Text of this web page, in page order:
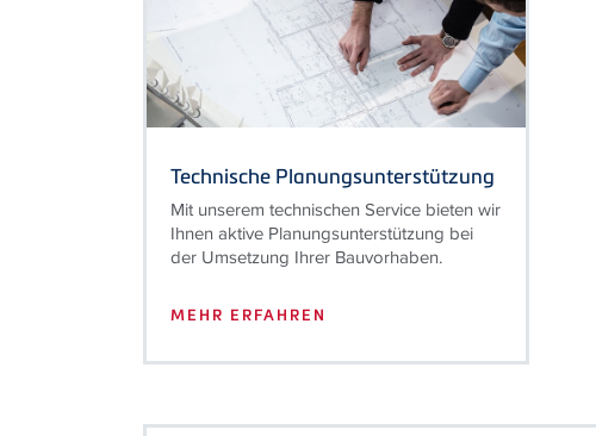
Technische Planungsunterstützung
Mit unserem technischen Service bieten wir
Ihnen aktive Planungsunterstützung bei
der Umsetzung Ihrer Bauvorhaben.
MEHR ERFAHREN